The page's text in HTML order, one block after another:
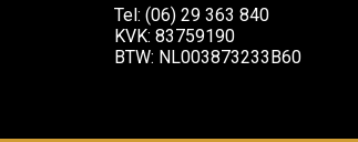
Tel: (06) 29 363 840
KVK: 83759190
BTW: NL003873233B60